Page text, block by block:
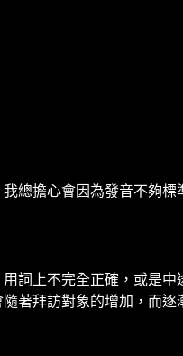
總擔心會因為發音不夠
詞上不完全正確，或是
著拜訪對象的增加，而逐